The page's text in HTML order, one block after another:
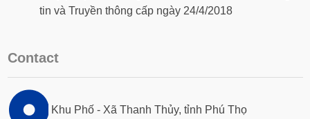
tin và Truyền thông cấp ngày 24/4/2018
Contact
Khu Phố - Xã Thanh Thủy, tỉnh Phú Thọ